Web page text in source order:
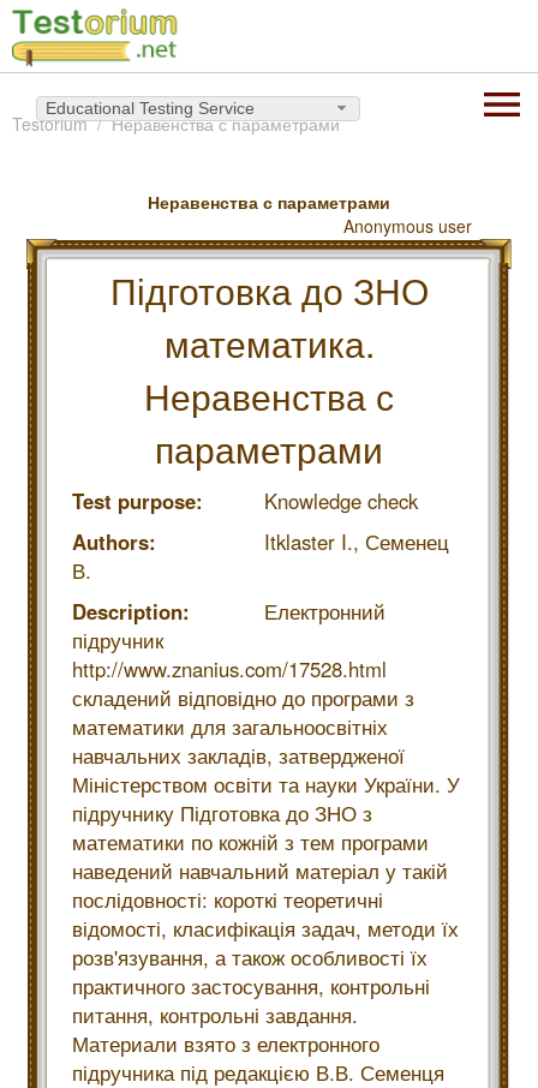
Educational Testing Service
Testorium Неравенства с параметрами
Неравенства с параметрами
Anonymous user
Підготовка до ЗНО
математика.
Неравенства с
параметрами
Test purpose:
Knowledge check
Authors:
Itklaster I., Семенец
В.
Description:
Електронний
підручник
http://www.znanius.com/17528.html
складений відповідно до програми з
математики для загальноосвітніх
навчальних закладів, затвердженої
Міністерством освіти та науки України. У
підручнику Підготовка до ЗНО з
математики по кожній з тем програми
наведений навчальний матеріал у такій
послідовності: короткі теоретичні
відомості, класифікація задач, методи їх
розв'язування, а також особливості їх
практичного застосування, контрольні
питання, контрольні завдання.
Материали взято з електронного
підручника під редакцією В.В. Семенця